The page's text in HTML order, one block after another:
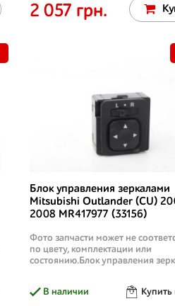
2 057 грн.
Блок управления зеркалами
Mitsubishi Outlander (CU)
2008 MR417977 (33156)
Фото запчасти может не
по цвету, комплектации или
состоянию.Блок управления
В наличии Купить